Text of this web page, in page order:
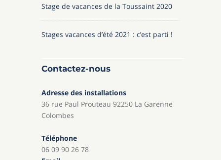
Stage de vacances de la Toussaint 2020
Stages vacances d’été 2021 : c’est parti !
Contactez-nous
Adresse des installations
36 rue Paul Prouteau 92250 La Garenne
Colombes
Téléphone
06 09 90 26 78